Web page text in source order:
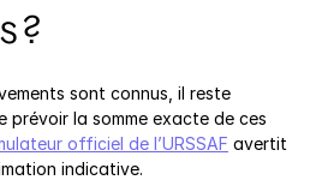
?
sont connus, il reste
prévoir la somme exacte de ces
officiel de l’URSSAF avertit
indicative.